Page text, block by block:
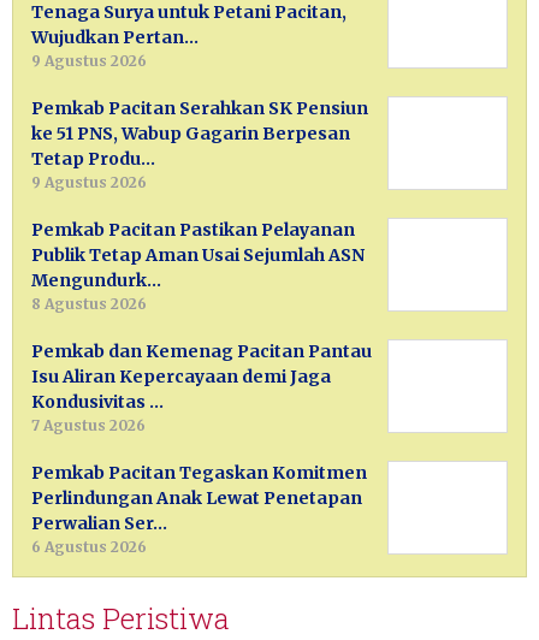
Tenaga Surya untuk Petani Pacitan,
Wujudkan Pertan…
9 Agustus 2026
Pemkab Pacitan Serahkan SK Pensiun
ke 51 PNS, Wabup Gagarin Berpesan
Tetap Produ…
9 Agustus 2026
Pemkab Pacitan Pastikan Pelayanan
Publik Tetap Aman Usai Sejumlah ASN
Mengundurk…
8 Agustus 2026
Pemkab dan Kemenag Pacitan Pantau
Isu Aliran Kepercayaan demi Jaga
Kondusivitas …
7 Agustus 2026
Pemkab Pacitan Tegaskan Komitmen
Perlindungan Anak Lewat Penetapan
Perwalian Ser…
6 Agustus 2026
Lintas Peristiwa